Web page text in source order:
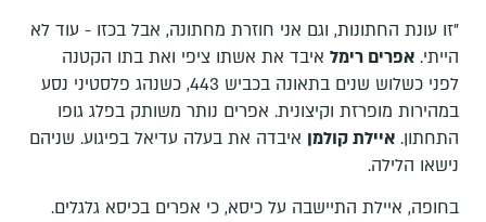
"זו עונת החתונות, וגם אני חוזרת מחתונה, אבל בכזו - עוד לא
הייתי. אפרים רימל איבד את אשתו ציפי ואת בתו הקטנה
לפני כשלוש שנים בתאונה בכביש 443, כשנהג פלסטיני נסע
במהירות מופרזת וקיצונית. אפרים נותר משותק בפלג גופו
התחתון. איילת קולמן איבדה את בעלה עדיאל בפיגוע. שניהם
נישאו הלילה.
בחופה, איילת התיישבה על כיסא, כי אפרים בכיסא גלגלים.